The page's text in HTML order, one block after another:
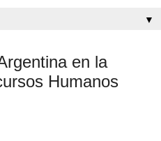
▼
en la
Humanos